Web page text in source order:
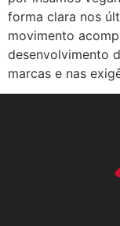
forma clara nos
movimento
desenvolvimento
marcas e nas